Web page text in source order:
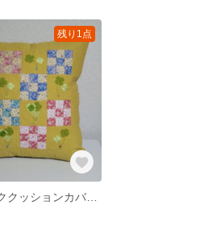
残り1点
パッチワーククッションカバー・黄・クローバー